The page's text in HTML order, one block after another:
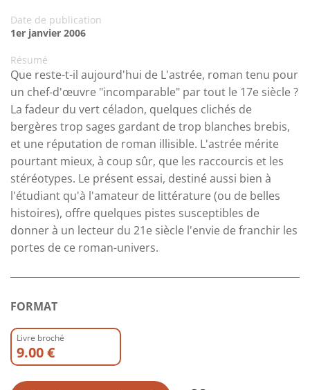
Date de publication
1er janvier 2006
Résumé
Que reste-t-il aujourd'hui de L'astrée, roman tenu pour
un chef-d'œuvre "incomparable" par tout le 17e siècle ?
La fadeur du vert céladon, quelques clichés de
bergères trop sages gardant de trop blanches brebis,
et une réputation de roman illisible. L'astrée mérite
pourtant mieux, à coup sûr, que les raccourcis et les
stéréotypes. Le présent essai, destiné aussi bien à
l'étudiant qu'à l'amateur de littérature (ou de belles
histoires), offre quelques pistes susceptibles de
donner à un lecteur du 21e siècle l'envie de franchir les
portes de ce roman-univers.
FORMAT
Livre broché
9.00 €